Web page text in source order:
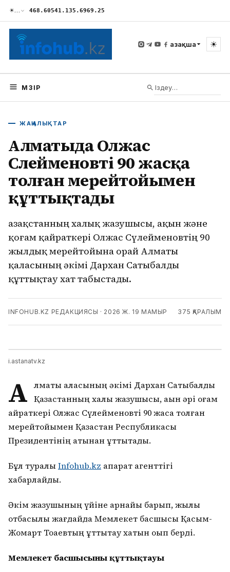
☀… 468.60541.135.6969.25
Қазақша ☀
МӘЗІР
ЖАҢАЛЫҚТАР
Алматыда Олжас
Сүлейменовті 90 жасқа
толған мерейтойымен
құттықтады
Қазақстанның халық жазушысы, ақын және
қоғам қайраткері Олжас Сүлейменовтің 90
жылдық мерейтойына орай Алматы
қаласының әкімі Дархан Сатыбалды
құттықтау хат табыстады.
INFOHUB.KZ РЕДАКЦИЯСЫ · 2026 Ж. 19 МАМЫР 375 ҚАРАЛЫМ
i.astanatv.kz
А лматы қаласының әкімі Дархан Сатыбалды
Қазақстанның халық жазушысы, ақын әрі қоғам
қайраткері Олжас Сүлейменовті 90 жасқа толған
мерейтойымен Қазақстан Республикасы
Президентінің атынан құттықтады.
Бұл туралыInfohub.kz ақпарат агенттігі
хабарлайды.
Әкім жазушының үйіне арнайы барып, жылы
отбасылық жағдайда Мемлекет басшысы Қасым-
Жомарт Тоқаевтың құттықтау хатын оқып берді.
Мемлекет басшысының құттықтауы